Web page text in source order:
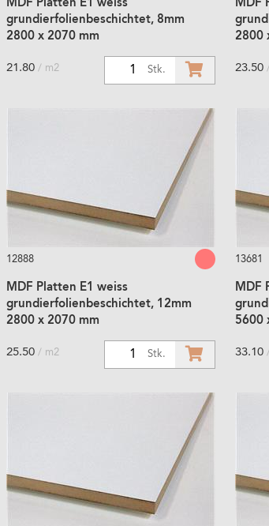
MDF Platten E1 weiss
grundierfolienbeschichtet, 8mm
2800 x 2070 mm
Stk.
21.80 / m2
MDF
2800
23.50
12888
MDF Platten E1 weiss
grundierfolienbeschichtet, 12mm
2800 x 2070 mm
Stk.
25.50 / m2
13681
MDF
5600
33.10